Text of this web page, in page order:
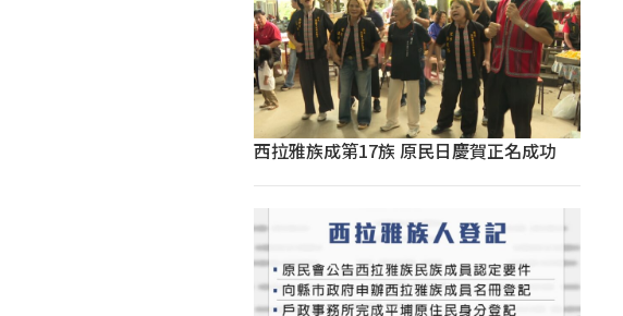
西拉雅族成第17族 原民日慶賀正名成功